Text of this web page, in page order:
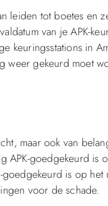
leiden tot boetes en
van je APK-
keuringsstations in
gekeurd moet
maar ook van
APK-goedgekeurd is
is op het
voor de schade.